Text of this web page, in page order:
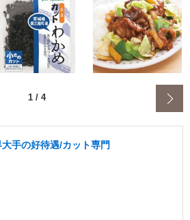
1 / 4
手の好待遇/カット専門